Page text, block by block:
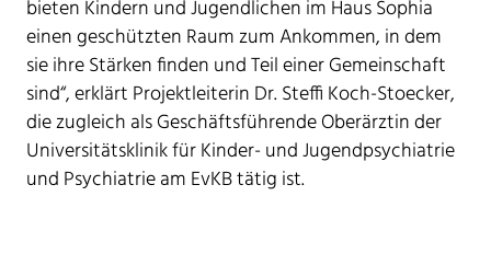
bieten Kindern und Jugendlichen im Haus Sophia
einen geschützten Raum zum Ankommen, in dem
sie ihre Stärken finden und Teil einer Gemeinschaft
sind“, erklärt Projektleiterin Dr. Steffi Koch-Stoecker,
die zugleich als Geschäftsführende Oberärztin der
Universitätsklinik für Kinder- und Jugendpsychiatrie
und Psychiatrie am EvKB tätig ist.